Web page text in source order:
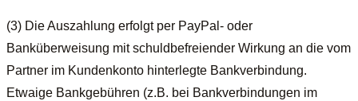
(3) Die Auszahlung erfolgt per PayPal- oder
Banküberweisung mit schuldbefreiender Wirkung an die vom
Partner im Kundenkonto hinterlegte Bankverbindung.
Etwaige Bankgebühren (z.B. bei Bankverbindungen im